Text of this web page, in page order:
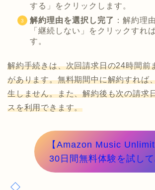
する」をクリックします。
解約理由を選択し完了 ：解約理
「継続しない」をクリックすれ
す。
解約手続きは、次回請求日の24時間前
があります。無料期間中に解約すれば
生しません。また、解約後も次の請求
スを利用できます。
【Amazon Music
30日間無料体験を試し